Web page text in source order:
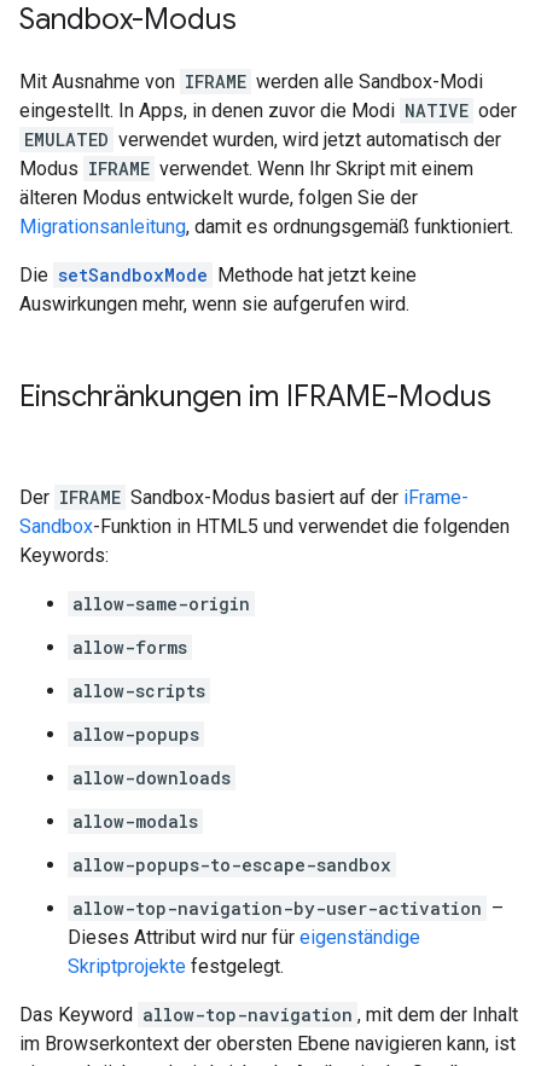
Sandbox-Modus
Mit Ausnahme von IFRAME werden alle Sandbox-Modi
eingestellt. In Apps, in denen zuvor die Modi NATIVE oder
EMULATED verwendet wurden, wird jetzt automatisch der
Modus IFRAME verwendet. Wenn Ihr Skript mit einem
älteren Modus entwickelt wurde, folgen Sie der
Migrationsanleitung, damit es ordnungsgemäß funktioniert.
Die setSandboxMode Methode hat jetzt keine
Auswirkungen mehr, wenn sie aufgerufen wird.
Einschränkungen im IFRAME-Modus
Der IFRAME Sandbox-Modus basiert auf der iFrame-
Sandbox-Funktion in HTML5 und verwendet die folgenden
Keywords:
allow-same-origin
allow-forms
allow-scripts
allow-popups
allow-downloads
allow-modals
allow-popups-to-escape-sandbox
allow-top-navigation-by-user-activation –
Dieses Attribut wird nur für eigenständige
Skriptprojekte festgelegt.
Das Keyword allow-top-navigation , mit dem der Inhalt
im Browserkontext der obersten Ebene navigieren kann, ist